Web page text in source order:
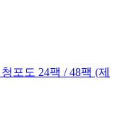
포도 24팩 / 48팩 (제